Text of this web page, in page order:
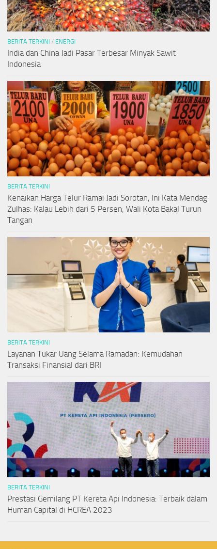
BERITA TERKINI / ENERGI
India dan China Jadi Pasar Terbesar Minyak Sawit
Indonesia
BERITA TERKINI
Kenaikan Harga Telur Ramai Jadi Sorotan, Ini Kata Mendag
Zulhas: Kalau Lebih dari 5 Persen, Wali Kota Bakal Turun
Tangan
BERITA TERKINI
Layanan Tukar Uang Selama Ramadan: Kemudahan
Transaksi Finansial dari BRI
BERITA TERKINI
Prestasi Gemilang PT Kereta Api Indonesia: Terbaik dalam
Human Capital di HCREA 2023